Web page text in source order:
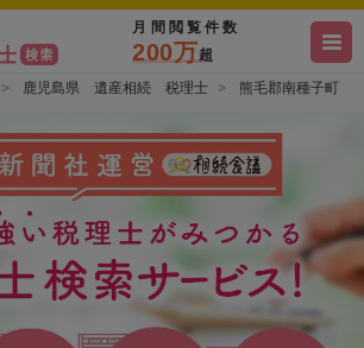
月間閲覧件数
200万超
鹿児島県 遺産相続 税理士 熊毛郡南種子町